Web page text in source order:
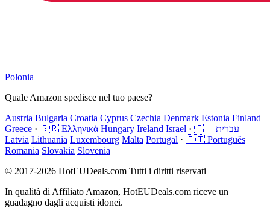
Polonia
Quale Amazon spedisce nel tuo paese?
Austria Bulgaria Croatia Cyprus Czechia Denmark Estonia Finland
Greece · 🇬🇷 Ελληνικά Hungary Ireland Israel ·
🇮🇱 עברית
Latvia Lithuania Luxembourg Malta Portugal · 🇵🇹 Português
Romania Slovakia Slovenia
© 2017-2026 HotEUDeals.com Tutti i diritti riservati
In qualità di Affiliato Amazon, HotEUDeals.com riceve un
guadagno dagli acquisti idonei.